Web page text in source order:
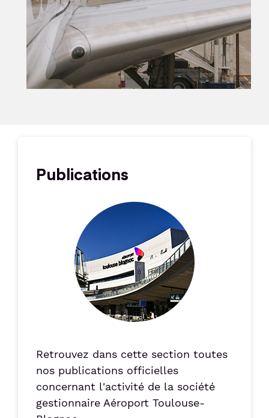
Publications
Retrouvez dans cette section toutes
nos publications officielles
concernant l'activité de la société
gestionnaire Aéroport Toulouse-